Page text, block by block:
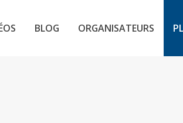
BLOG ORGANISATEURS